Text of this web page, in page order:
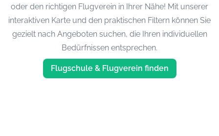
oder den richtigen Flugverein in Ihrer Nähe! Mit unserer
interaktiven Karte und den praktischen Filtern können Sie
gezielt nach Angeboten suchen, die Ihren individuellen
Bedürfnissen entsprechen.
Flugschule & Flugverein finden